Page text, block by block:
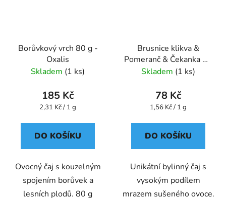
Borůvkový vrch 80 g -
Oxalis
Skladem (1 ks)
185 Kč
Měrná
2,31 Kč / 1 g
DO KOŠÍKU
Ovocný čaj s kouzelným
spojením borůvek a
lesních plodů. 80 g
Brusnice klikva &
Pomeranč & Čekanka 50
g Čistící čaj GREŠÍK
Skladem (1 ks)
78 Kč
Měrná
1,56 Kč / 1 g
DO KOŠÍKU
Unikátní bylinný čaj s
vysokým podílem
mrazem sušeného ovoce.